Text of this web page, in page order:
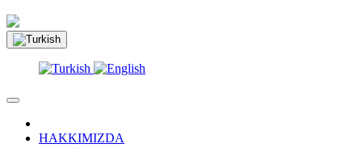
HAKKIMIZDA